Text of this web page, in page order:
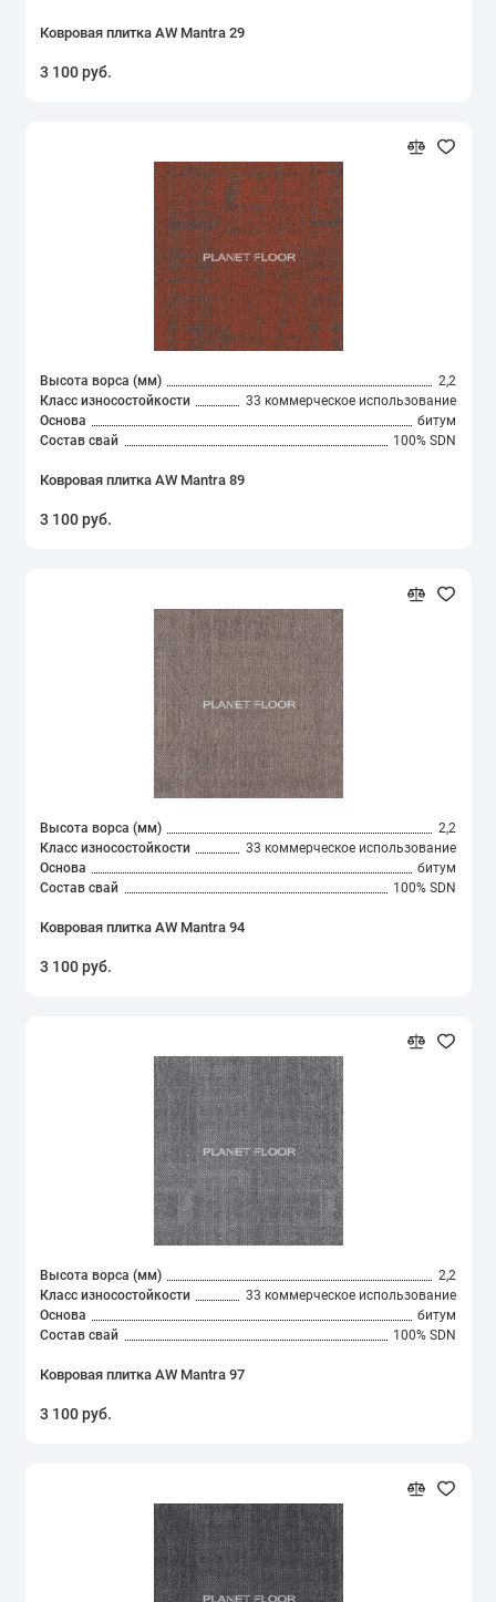
Ковровая плитка AW Mantra 29
3 100 руб.
Высота ворса (мм)
2,2
Класс износостойкости
33 коммерческое использование
Основа
битум
Состав свай
100% SDN
Ковровая плитка AW Mantra 89
3 100 руб.
Высота ворса (мм)
2,2
Класс износостойкости
33 коммерческое использование
Основа
битум
Состав свай
100% SDN
Ковровая плитка AW Mantra 94
3 100 руб.
Высота ворса (мм)
2,2
Класс износостойкости
33 коммерческое использование
Основа
битум
Состав свай
100% SDN
Ковровая плитка AW Mantra 97
3 100 руб.